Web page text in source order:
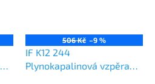
506 Kč –9 %
IF K12 244
Plynokapalinová vzpěra